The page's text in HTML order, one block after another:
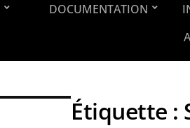
DOCUMENTATION
Étiquette :